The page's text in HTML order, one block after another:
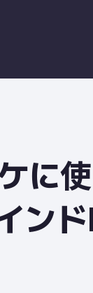
に
ンド